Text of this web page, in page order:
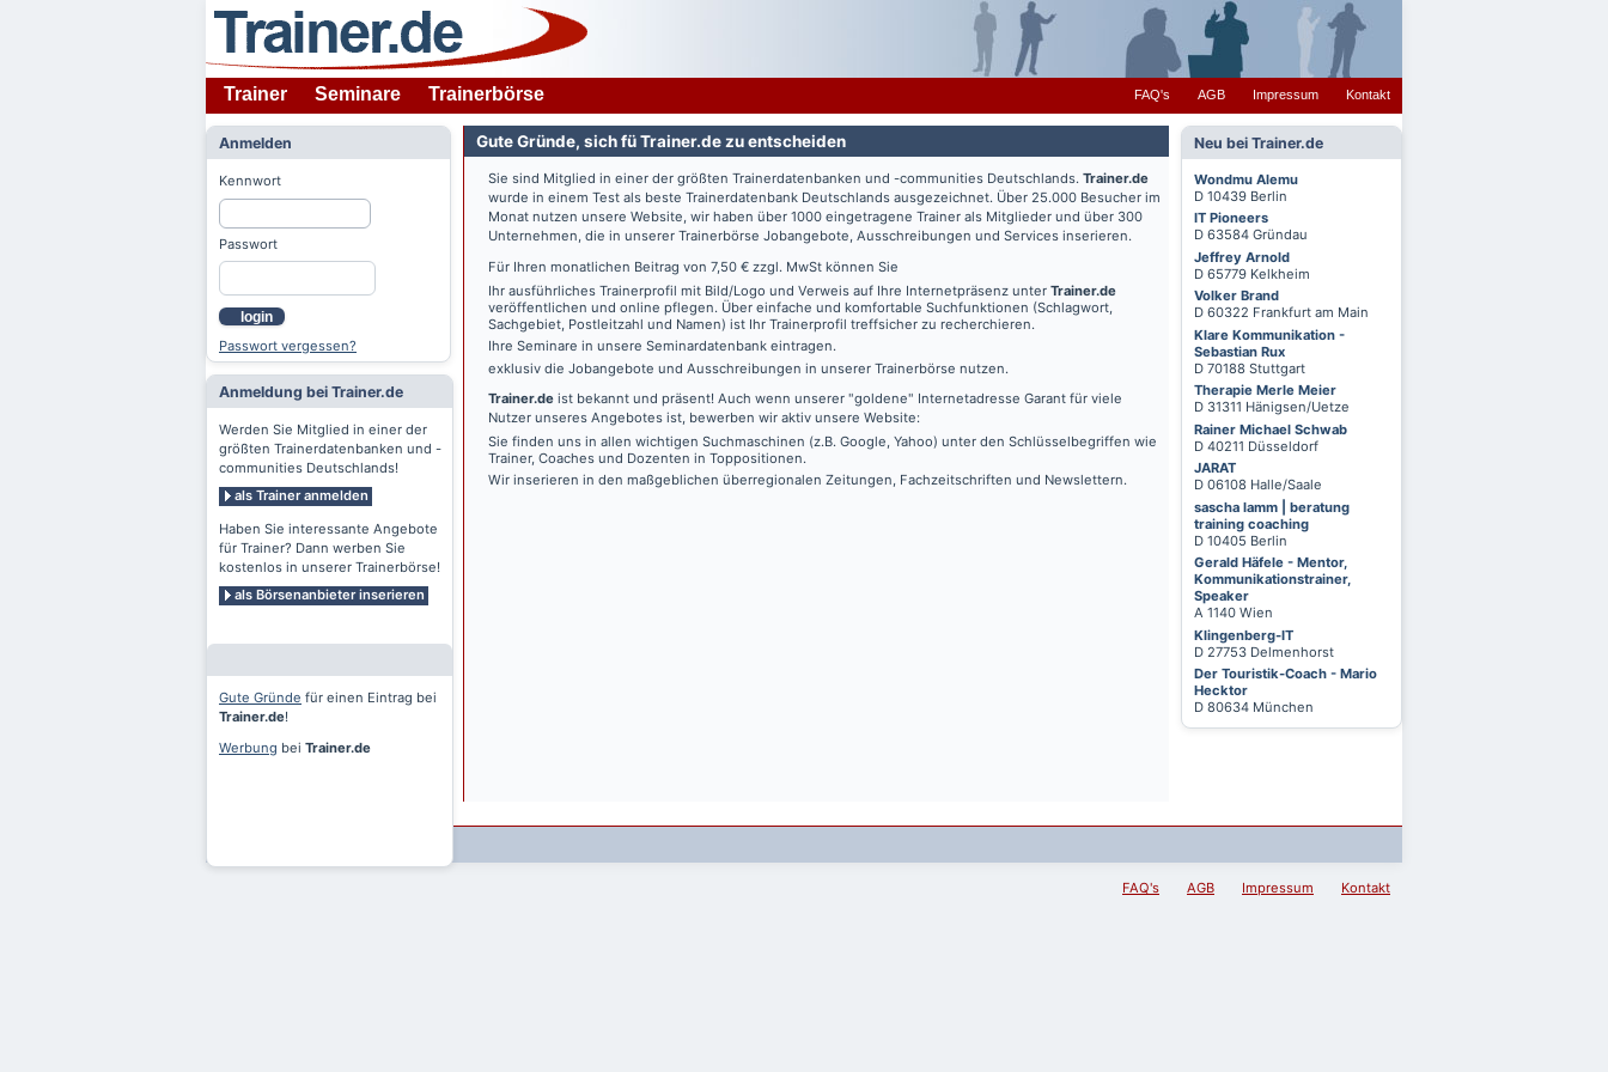
Trainer Seminare Trainerbörse FAQ's AGB Impressum Kontakt
Anmelden
Kennwort
Passwort
login
Passwort vergessen?
Anmeldung bei Trainer.de
Werden Sie Mitglied in einer der
größten Trainerdatenbanken und -
communities Deutschlands!
als Trainer anmelden
Haben Sie interessante Angebote
für Trainer? Dann werben Sie
kostenlos in unserer Trainerbörse!
als Börsenanbieter inserieren
Gute Gründe für einen Eintrag bei
Trainer.de!
Werbung bei Trainer.de
Neu bei Trainer.de
Wondmu Alemu
D 10439 Berlin
IT Pioneers
D 63584 Gründau
Jeffrey Arnold
D 65779 Kelkheim
Volker Brand
D 60322 Frankfurt am Main
Klare Kommunikation -
Sebastian Rux
D 70188 Stuttgart
Therapie Merle Meier
D 31311 Hänigsen/Uetze
Rainer Michael Schwab
D 40211 Düsseldorf
JARAT
D 06108 Halle/Saale
sascha lamm | beratung
training coaching
D 10405 Berlin
Gerald Häfele - Mentor,
Kommunikationstrainer,
Speaker
A 1140 Wien
Klingenberg-IT
D 27753 Delmenhorst
Der Touristik-Coach - Mario
Hecktor
D 80634 München
Gute Gründe, sich fü Trainer.de zu entscheiden
Sie sind Mitglied in einer der größten Trainerdatenbanken und -communities Deutschlands. Trainer.de
wurde in einem Test als beste Trainerdatenbank Deutschlands ausgezeichnet. Über 25.000 Besucher im
Monat nutzen unsere Website, wir haben über 1000 eingetragene Trainer als Mitglieder und über 300
Unternehmen, die in unserer Trainerbörse Jobangebote, Ausschreibungen und Services inserieren.
Für Ihren monatlichen Beitrag von 7,50 € zzgl. MwSt können Sie
Ihr ausführliches Trainerprofil mit Bild/Logo und Verweis auf Ihre Internetpräsenz unter Trainer.de
veröffentlichen und online pflegen. Über einfache und komfortable Suchfunktionen (Schlagwort,
Sachgebiet, Postleitzahl und Namen) ist Ihr Trainerprofil treffsicher zu recherchieren.
Ihre Seminare in unsere Seminardatenbank eintragen.
exklusiv die Jobangebote und Ausschreibungen in unserer Trainerbörse nutzen.
Trainer.de ist bekannt und präsent! Auch wenn unserer "goldene" Internetadresse Garant für viele
Nutzer unseres Angebotes ist, bewerben wir aktiv unsere Website:
Sie finden uns in allen wichtigen Suchmaschinen (z.B. Google, Yahoo) unter den Schlüsselbegriffen wie
Trainer, Coaches und Dozenten in Toppositionen.
Wir inserieren in den maßgeblichen überregionalen Zeitungen, Fachzeitschriften und Newslettern.
FAQ's AGB Impressum Kontakt